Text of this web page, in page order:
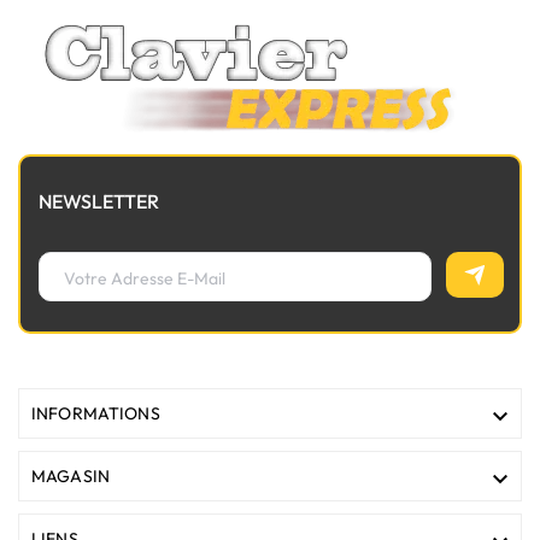
NEWSLETTER
INFORMATIONS 
MAGASIN 